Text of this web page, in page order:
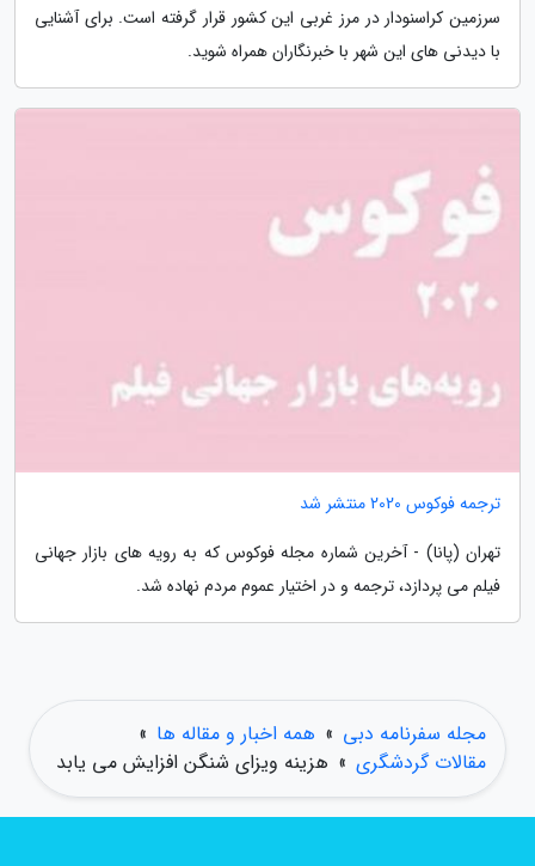
سرزمین کراسنودار در مرز غربی این کشور قرار گرفته است. برای آشنایی
با دیدنی های این شهر با خبرنگاران همراه شوید.
ترجمه فوکوس 2020 منتشر شد
تهران (پانا) - آخرین شماره مجله فوکوس که به رویه های بازار جهانی
فیلم می پردازد، ترجمه و در اختیار عموم مردم نهاده شد.
مجله سفرنامه دبی » همه اخبار و مقاله ها »
مقالات گردشگری » هزینه ویزای شنگن افزایش می یابد